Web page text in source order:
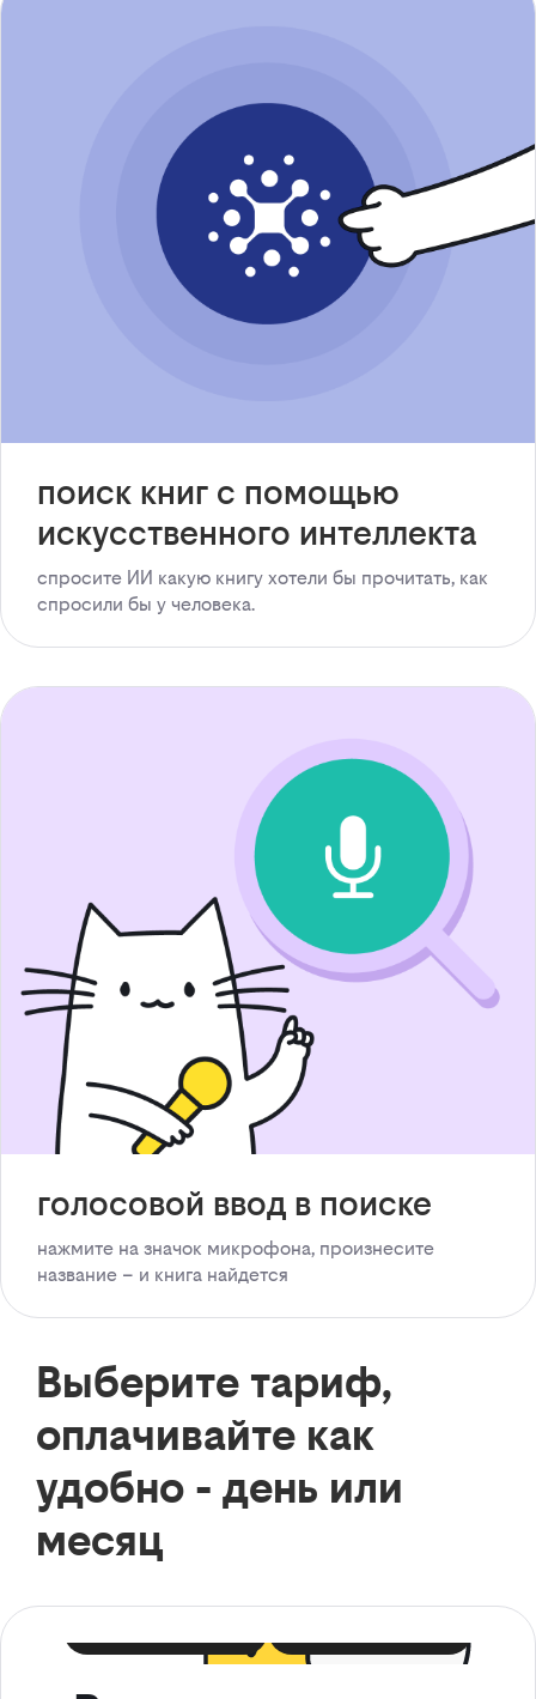
поиск книг с помощью
искусственного интеллекта
спросите ИИ какую книгу хотели бы прочитать, как
спросили бы у человека.
голосовой ввод в поиске
нажмите на значок микрофона, произнесите
название – и книга найдется
Выберите тариф,
оплачивайте как
удобно - день или
месяц